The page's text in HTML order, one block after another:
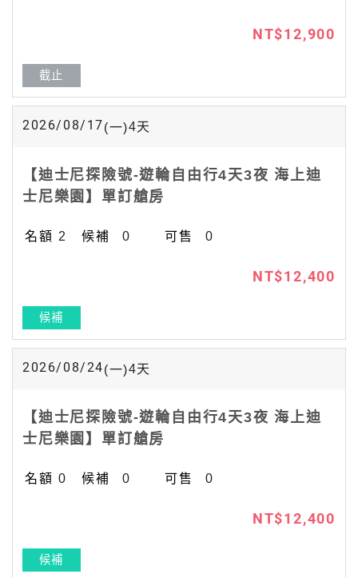
NT$12,900
截止
2026/08/17(一)4天
【迪士尼探險號-遊輪自由行4天3夜 海上迪
士尼樂園】單訂艙房
2 0 0
NT$12,400
候補
2026/08/24(一)4天
【迪士尼探險號-遊輪自由行4天3夜 海上迪
士尼樂園】單訂艙房
0 0 0
NT$12,400
候補